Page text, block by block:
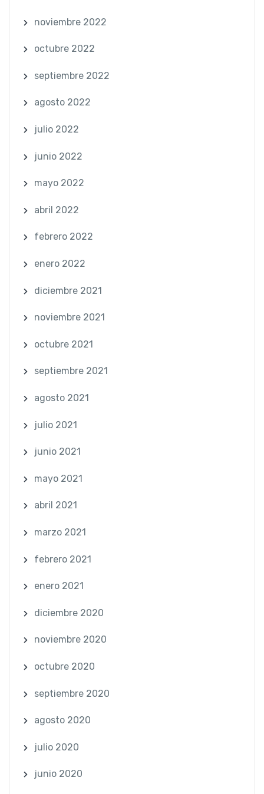
noviembre 2022
octubre 2022
septiembre 2022
agosto 2022
julio 2022
junio 2022
mayo 2022
abril 2022
febrero 2022
enero 2022
diciembre 2021
noviembre 2021
octubre 2021
septiembre 2021
agosto 2021
julio 2021
junio 2021
mayo 2021
abril 2021
marzo 2021
febrero 2021
enero 2021
diciembre 2020
noviembre 2020
octubre 2020
septiembre 2020
agosto 2020
julio 2020
junio 2020